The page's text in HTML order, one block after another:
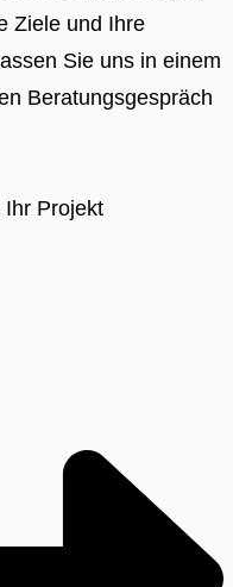
Ziele und Ihre
Sie uns in einem
Beratungsgespräch
Projekt